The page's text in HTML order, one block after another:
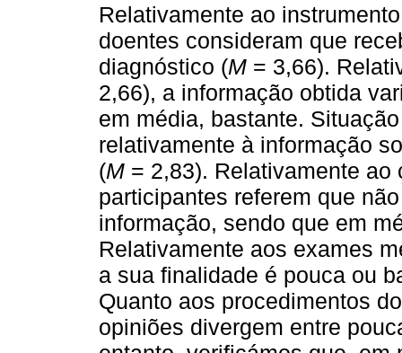
Relativamente ao
doentes consideram que
diagnóstico (M = 3,66).
2,66), a informação obtida
em média, bastante.
relativamente à informação
(M = 2,83). Relativamente ao
participantes referem que
informação, sendo que em
Relativamente aos exames
a sua finalidade é pouca ou
Quanto aos procedimentos
opiniões divergem entre